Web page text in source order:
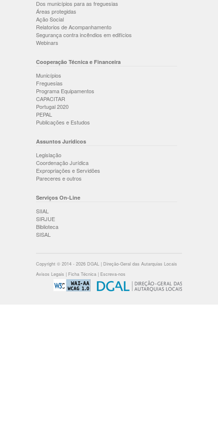
Dos municípios para as freguesias
Áreas protegidas
Ação Social
Relatorios de Acompanhamento
Segurança contra incêndios em edifícios
Webinars
Cooperação Técnica e Financeira
Municípios
Freguesias
Programa Equipamentos
CAPACITAR
Portugal 2020
PEPAL
Publicações e Estudos
Assuntos Jurídicos
Legislação
Coordenação Jurídica
Expropriações e Servidões
Pareceres e outros
Serviços On-Line
SIIAL
SIRJUE
Biblioteca
SISAL
Copyright © 2014 - 2026 DGAL | Direção-Geral das Autarquias Locais
Avisos Legais | Ficha Técnica | Escreva-nos